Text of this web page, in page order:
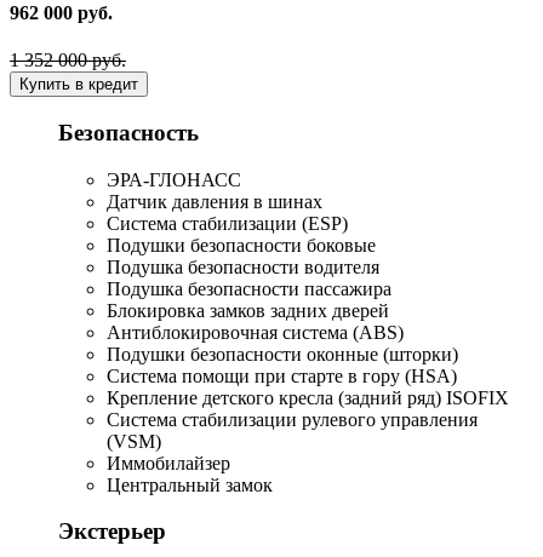
962 000 руб.
1 352 000 руб.
Купить в кредит
Безопасность
ЭРА-ГЛОНАСС
Датчик давления в шинах
Система стабилизации (ESP)
Подушки безопасности боковые
Подушка безопасности водителя
Подушка безопасности пассажира
Блокировка замков задних дверей
Антиблокировочная система (ABS)
Подушки безопасности оконные (шторки)
Система помощи при старте в гору (HSA)
Крепление детского кресла (задний ряд) ISOFIX
Система стабилизации рулевого управления
(VSM)
Иммобилайзер
Центральный замок
Экстерьер